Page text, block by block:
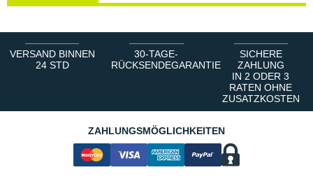
VERSAND BINNEN
24 STD
30-TAGE-
RÜCKSENDEGARANTIE
SICHERE
ZAHLUNG
IN 2 ODER 3
RATEN OHNE
ZUSATZKOSTEN
ZAHLUNGSMÖGLICHKEITEN